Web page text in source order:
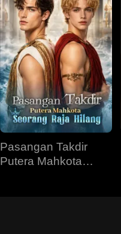
Pasangan Takdir
Putera Mahkota